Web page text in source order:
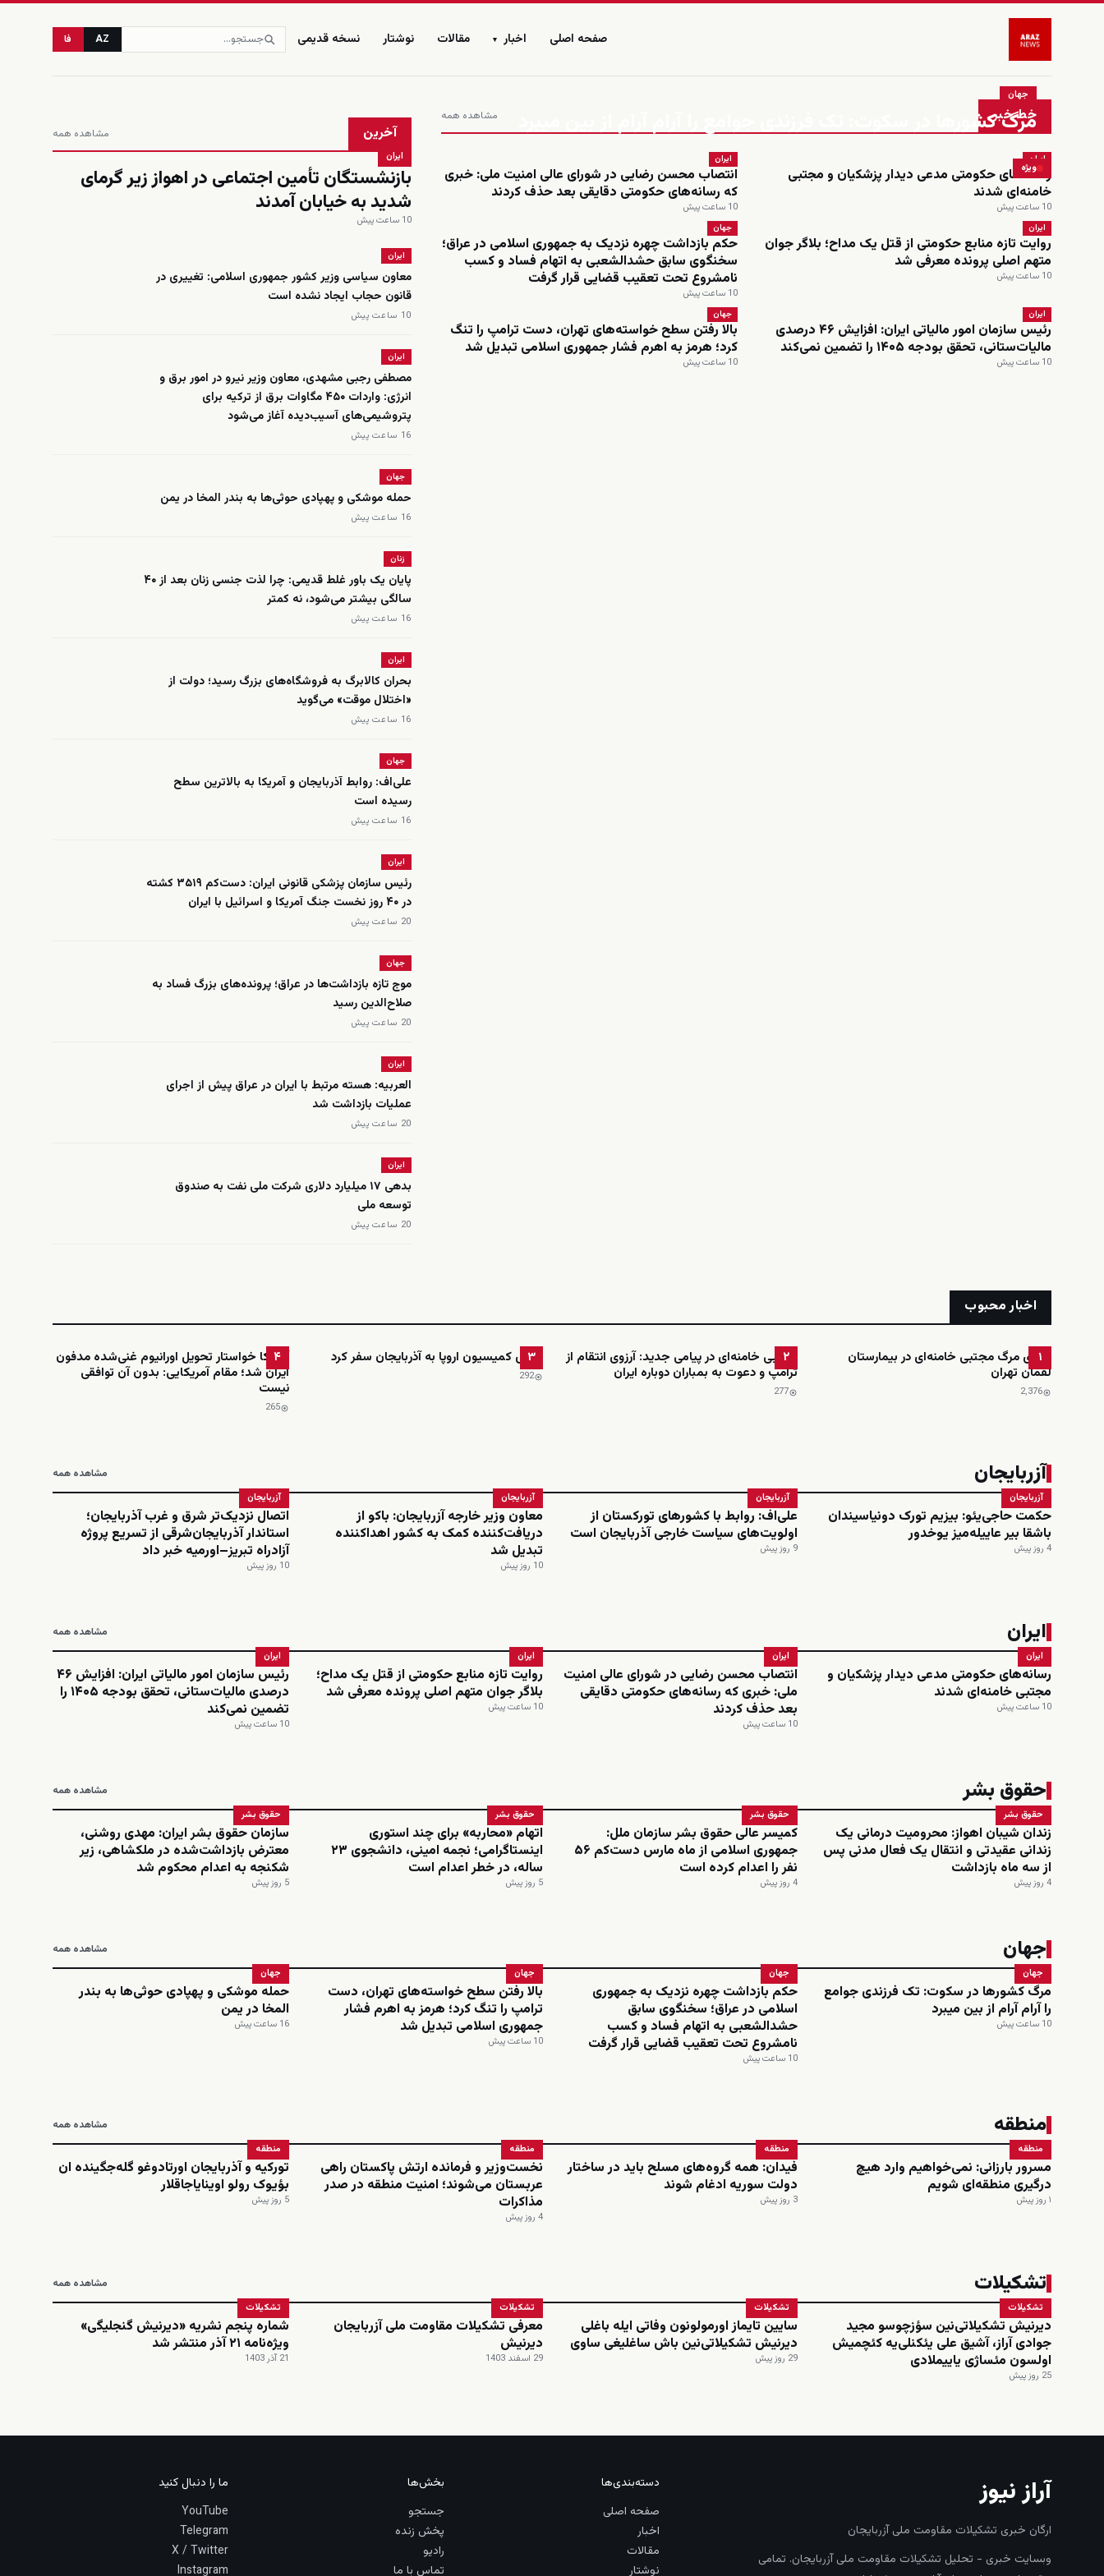
صفحه اصلی اخبار ▾ مقالات نوشتار نسخه قدیمی AZ فا
زنده خط خبر مشاهده همه
ویژه
جهان
مرگ کشورها در سکوت: تک فرزندی جوامع را آرام آرام از بین میبرد
ایران
رسانه‌های حکومتی مدعی دیدار پزشکیان و مجتبی
خامنه‌ای شدند
10 ساعت پیش
ایران
انتصاب محسن رضایی در شورای عالی امنیت ملی: خبری
که رسانه‌های حکومتی دقایقی بعد حذف کردند
10 ساعت پیش
ایران
روایت تازه منابع حکومتی از قتل یک مداح؛ بلاگر جوان
متهم اصلی پرونده معرفی شد
10 ساعت پیش
جهان
حکم بازداشت چهره نزدیک به جمهوری اسلامی در عراق؛
سخنگوی سابق حشدالشعبی به اتهام فساد و کسب
نامشروع تحت تعقیب قضایی قرار گرفت
10 ساعت پیش
ایران
رئیس سازمان امور مالیاتی ایران: افزایش ۴۶ درصدی
مالیات‌ستانی، تحقق بودجه ۱۴۰۵ را تضمین نمی‌کند
10 ساعت پیش
جهان
بالا رفتن سطح خواسته‌های تهران، دست ترامپ را تنگ
کرد؛ هرمز به اهرم فشار جمهوری اسلامی تبدیل شد
10 ساعت پیش
آخرین مشاهده همه
ایران
بازنشستگان تأمین اجتماعی در اهواز زیر گرمای
شدید به خیابان آمدند
10 ساعت پیش
ایران
معاون سیاسی وزیر کشور جمهوری اسلامی: تغییری در
قانون حجاب ایجاد نشده است
10 ساعت پیش
ایران
مصطفی رجبی مشهدی، معاون وزیر نیرو در امور برق و
انرژی: واردات ۴۵۰ مگاوات برق از ترکیه برای
پتروشیمی‌های آسیب‌دیده آغاز می‌شود
16 ساعت پیش
جهان
حمله موشکی و پهپادی حوثی‌ها به بندر المخا در یمن
16 ساعت پیش
زنان
پایان یک باور غلط قدیمی: چرا لذت جنسی زنان بعد از ۴۰
سالگی بیشتر می‌شود، نه کمتر
16 ساعت پیش
ایران
بحران کالابرگ به فروشگاه‌های بزرگ رسید؛ دولت از
«اختلال موقت» می‌گوید
16 ساعت پیش
جهان
علی‌اف: روابط آذربایجان و آمریکا به بالاترین سطح
رسیده است
16 ساعت پیش
ایران
رئیس سازمان پزشکی قانونی ایران: دست‌کم ۳۵۱۹ کشته
در ۴۰ روز نخست جنگ آمریکا و اسرائیل با ایران
20 ساعت پیش
جهان
موج تازه بازداشت‌ها در عراق؛ پرونده‌های بزرگ فساد به
صلاح‌الدین رسید
20 ساعت پیش
ایران
العربیه: هسته مرتبط با ایران در عراق پیش از اجرای
عملیات بازداشت شد
20 ساعت پیش
ایران
بدهی ۱۷ میلیارد دلاری شرکت ملی نفت به صندوق
توسعه ملی
20 ساعت پیش
اخبار محبوب
۱
ادعای مرگ مجتبی خامنه‌ای در بیمارستان
لقمان تهران
2٬376
۲
مجتبی خامنه‌ای در پیامی جدید: آرزوی انتقام از
ترامپ و دعوت به بمباران دوباره ایران
277
۳
رئیس کمیسیون اروپا به آذربایجان سفر کرد
292
۴
آمریکا خواستار تحویل اورانیوم غنی‌شده مدفون
ایران شد؛ مقام آمریکایی: بدون آن توافقی
نیست
265
آزربایجان مشاهده همه
آزربایجان
حکمت حاجی‌یئو: بیزیم تورک دونیاسیندان
باشقا بیر عاییله‌میز یوخدور
4 روز پیش
آزربایجان
علی‌اف: روابط با کشورهای تورکستان از
اولویت‌های سیاست خارجی آذربایجان است
9 روز پیش
آزربایجان
معاون وزیر خارجه آزربایجان: باکو از
دریافت‌کننده کمک به کشور اهداکننده
تبدیل شد
10 روز پیش
آزربایجان
اتصال نزدیک‌تر شرق و غرب آذربایجان؛
استاندار آذربایجان‌شرقی از تسریع پروژه
آزادراه تبریز–اورمیه خبر داد
10 روز پیش
ایران مشاهده همه
ایران
رسانه‌های حکومتی مدعی دیدار پزشکیان و
مجتبی خامنه‌ای شدند
10 ساعت پیش
ایران
انتصاب محسن رضایی در شورای عالی امنیت
ملی: خبری که رسانه‌های حکومتی دقایقی
بعد حذف کردند
10 ساعت پیش
ایران
روایت تازه منابع حکومتی از قتل یک مداح؛
بلاگر جوان متهم اصلی پرونده معرفی شد
10 ساعت پیش
ایران
رئیس سازمان امور مالیاتی ایران: افزایش ۴۶
درصدی مالیات‌ستانی، تحقق بودجه ۱۴۰۵ را
تضمین نمی‌کند
10 ساعت پیش
حقوق بشر مشاهده همه
حقوق بشر
زندان شیبان اهواز: محرومیت درمانی یک
زندانی عقیدتی و انتقال یک فعال مدنی پس
از سه ماه بازداشت
4 روز پیش
حقوق بشر
کمیسر عالی حقوق بشر سازمان ملل:
جمهوری اسلامی از ماه مارس دست‌کم ۵۶
نفر را اعدام کرده است
4 روز پیش
حقوق بشر
اتهام «محاربه» برای چند استوری
اینستاگرامی؛ نجمه امینی، دانشجوی ۲۳
ساله، در خطر اعدام است
5 روز پیش
حقوق بشر
سازمان حقوق بشر ایران: مهدی روشنی،
معترض بازداشت‌شده در ملکشاهی، زیر
شکنجه به اعدام محکوم شد
5 روز پیش
جهان مشاهده همه
جهان
مرگ کشورها در سکوت: تک فرزندی جوامع
را آرام آرام از بین میبرد
10 ساعت پیش
جهان
حکم بازداشت چهره نزدیک به جمهوری
اسلامی در عراق؛ سخنگوی سابق
حشدالشعبی به اتهام فساد و کسب
نامشروع تحت تعقیب قضایی قرار گرفت
10 ساعت پیش
جهان
بالا رفتن سطح خواسته‌های تهران، دست
ترامپ را تنگ کرد؛ هرمز به اهرم فشار
جمهوری اسلامی تبدیل شد
10 ساعت پیش
جهان
حمله موشکی و پهپادی حوثی‌ها به بندر
المخا در یمن
16 ساعت پیش
منطقه مشاهده همه
منطقه
مسرور بارزانی: نمی‌خواهیم وارد هیچ
درگیری منطقه‌ای شویم
۱ روز پیش
منطقه
فیدان: همه گروه‌های مسلح باید در ساختار
دولت سوریه ادغام شوند
3 روز پیش
منطقه
نخست‌وزیر و فرمانده ارتش پاکستان راهی
عربستان می‌شوند؛ امنیت منطقه در صدر
مذاکرات
4 روز پیش
منطقه
تورکیه و آذربایجان اورتادوغو گله‌جگینده ان
بؤیوک رولو اوینایاجاقلار
5 روز پیش
تشکیلات مشاهده همه
تشکیلات
دیرنیش تشکیلاتی‌نین سؤزچوسو مجید
جوادی آراز، آشیق علی یئکنلی‌یه کئچمیش
اولسون مئساژی یاییملادی
25 روز پیش
تشکیلات
سایین تایماز اورمولونون وفاتی ایله باغلی
دیرنیش تشکیلاتی‌نین باش ساغلیغی ساوی
29 روز پیش
تشکیلات
معرفی تشکیلات مقاومت ملی آزربایجان
دیرنیش
29 اسفند 1403
تشکیلات
شماره پنجم نشریه «دیرنیش گنجلیگی»
ویژه‌نامه ۲۱ آذر منتشر شد
21 آذر 1403
آراز نیوز
ارگان خبری تشکیلات مقاومت ملی آزربایجان
وبسایت خبری - تحلیل تشکیلات مقاومت ملی آزربایجان. تمامی
دسته‌بندی‌ها
صفحه اصلی
اخبار
مقالات
نوشتار
بخش‌ها
جستجو
پخش زنده
رادیو
تماس با ما
ما را دنبال کنید
YouTube
Telegram
X / Twitter
Instagram